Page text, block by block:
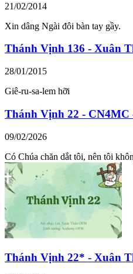
21/02/2014
Xin dâng Ngài đôi bàn tay gầy.
Thánh Vịnh 136 - Xuân
28/01/2015
Giê-ru-sa-lem hỡi
Thánh Vịnh 22 -
09/02/2026
Có Chúa chăn dắt tôi, nên tôi
Thánh Vịnh 22* - Xuân